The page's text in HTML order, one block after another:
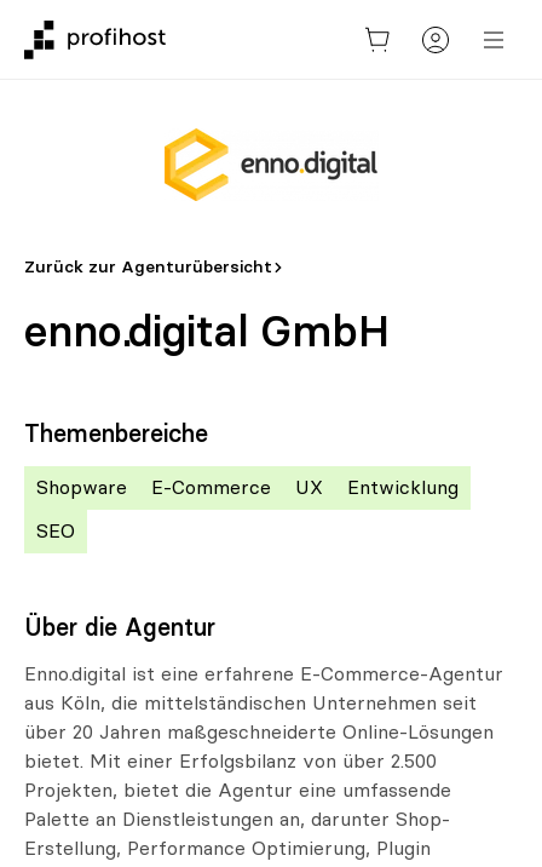
Zurück zur Agenturübersicht
enno.digital GmbH
Themenbereiche
Shopware E-Commerce UX Entwicklung
SEO
Über die Agentur
Enno.digital ist eine erfahrene E-Commerce-Agentur
aus Köln, die mittelständischen Unternehmen seit
über 20 Jahren maßgeschneiderte Online-Lösungen
bietet. Mit einer Erfolgsbilanz von über 2.500
Projekten, bietet die Agentur eine umfassende
Palette an Dienstleistungen an, darunter Shop-
Erstellung, Performance Optimierung, Plugin